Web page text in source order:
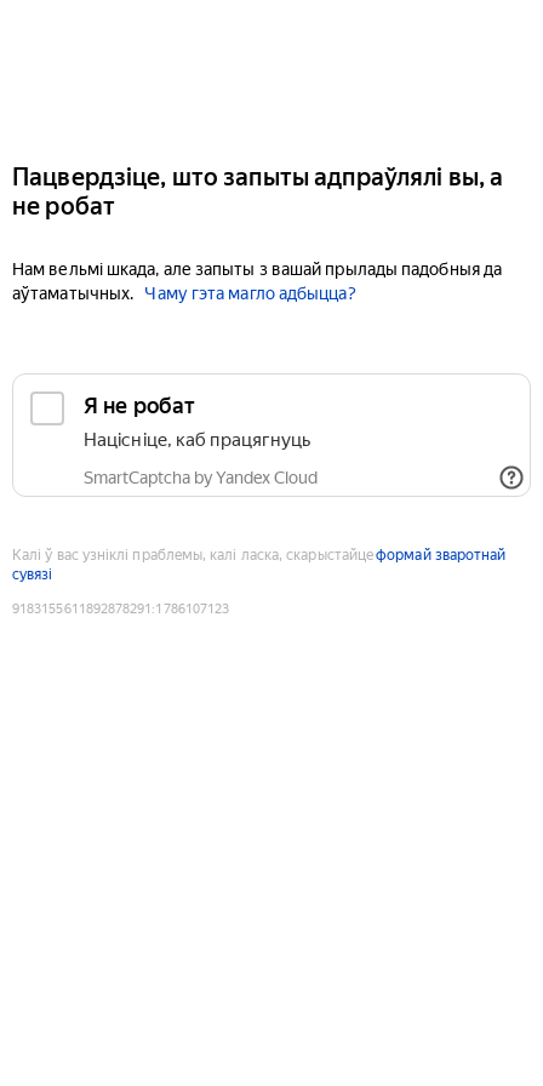
Пацвердзіце, што запыты адпраўлялі вы, а
не робат
Нам вельмі шкада, але запыты з вашай прылады падобныя да
аўтаматычных.
Чаму гэта магло адбыцца?
Я не робат
Націсніце, каб працягнуць
SmartCaptcha by Yandex Cloud
Калі ў вас узніклі праблемы, калі ласка, скарыстайцеформай зваротнай
сувязі
9183155611892878291 :1786107123